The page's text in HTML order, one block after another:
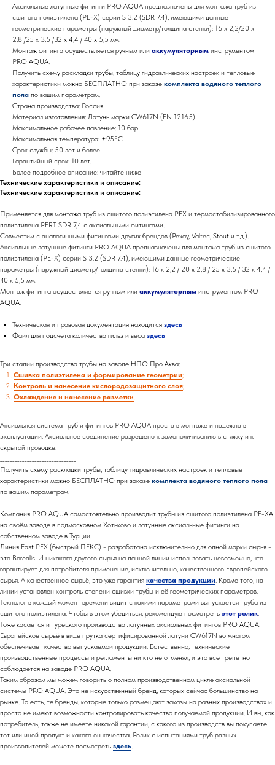
Аксиальные латунные фитинги PRO AQUA предназначены для монтажа труб из
сшитого полиэтилена (PE-X) серии S 3.2 (SDR 7.4), имеющими данные
геометрические параметры (наружный диаметр/толщина стенки): 16 x 2,2/20 x
2,8 /25 x 3,5 /32 x 4,4 / 40 x 5,5 мм.
Монтаж фитинга осуществляется ручным или аккумуляторным инструментом
PRO AQUA.
Получить схему раскладки трубы, таблицу гидравлических настроек и тепловые
характеристики можно БЕСПЛАТНО при заказе комплекта водяного теплого
пола по вашим параметрам.
Страна производства: Россия
Материал изготовления: Латунь марки СW617N (EN 12165)
Максимальное рабочее давление: 10 бар
Максимальная температура: +95°С
Срок службы: 50 лет и более
Гарантийный срок: 10 лет.
Более подробное описание: читайте ниже
Технические характеристики и описание:
Технические характеристики и описание:
Применяется для монтажа труб из сшитого полиэтилена PEX и термостабилизированного
полиэтилена PERT SDR 7,4 с аксиальными фитингами.
Совместим с аналогичными фитингами других брендов (Рехау, Valtec, Stout и т.д.).
Аксиальные латунные фитинги PRO AQUA предназначены для монтажа труб из сшитого
полиэтилена (PE-X) серии S 3.2 (SDR 7.4), имеющими данные геометрические
параметры (наружный диаметр/толщина стенки): 16 x 2,2 / 20 x 2,8 / 25 x 3,5 / 32 x 4,4 /
40 x 5,5 мм.
Монтаж фитинга осуществляется ручным или аккумуляторным инструментом PRO
AQUA.
Техническая и правовая документация находится здесь
Файл для подсчета количества гильз и веса здесь
Три стадии производства трубы на заводе НПО Про Аква:
Сшивка полиэтилена и формирование геометрии;
Контроль и нанесение кислородозащитного слоя;
Охлаждение и нанесение разметки.
Аксиальная система труб и фитингов PRO AQUA проста в монтаже и надежна в
эксплуатации. Аксиальное соединение разрешено к замоноличиванию в стяжку и к
скрытой проводке.
Получить схему раскладки трубы, таблицу гидравлических настроек и тепловые
характеристики можно БЕСПЛАТНО при заказе комплекта водяного теплого пола
по вашим параметрам.
Компания PRO AQUA самостоятельно производит трубы из сшитого полиэтилена PE-XA
на своём заводе в подмосковном Хотьково и латунные аксиальные фитинги на
собственном заводе в Турции.
Линия Fast PEX (быстрый ПЕКС) - разработана исключительно для одной марки сырья -
это Borealis. И никакого другого сырья на данной линии использовать невозможно, что
гарантирует для потребителя применение, исключительно, качественного Европейского
сырья. А качественное сырьё, это уже гарантия качества продукции. Кроме того, на
линии установлен контроль степени сшивки трубы и её геометрических параметров.
Технолог в каждый момент времени видит с какими параметрами выпускается труба из
сшитого полиэтилена. Чтобы в этом убедиться, рекомендую посмотреть этот ролик.
Тоже касается и турецкого производства латунных аксиальных фитингов PRO AQUA.
Европейское сырьё в виде прутка сертифицированной латуни CW617N во многом
обеспечивает качество выпускаемой продукции. Естественно, технические
производственные процессы и регламенты ни кто не отменял, и это все трепетно
соблюдается на заводе PRO AQUA.
Таким образом мы можем говорить о полном производственном цикле аксиальной
системы PRO AQUA. Это не искусственный бренд, которых сейчас большинство на
рынке. То есть, те бренды, которые только размещают заказы на разных производствах и
просто не имеют возможности контролировать качество получаемой продукции. И вы, как
потребитель, также не имеете никакой гарантии, с какого из производств вы покупаете
тот или иной продукт и какого он качества. Ролик с испытаниями труб разных
производителей можете посмотреть здесь.